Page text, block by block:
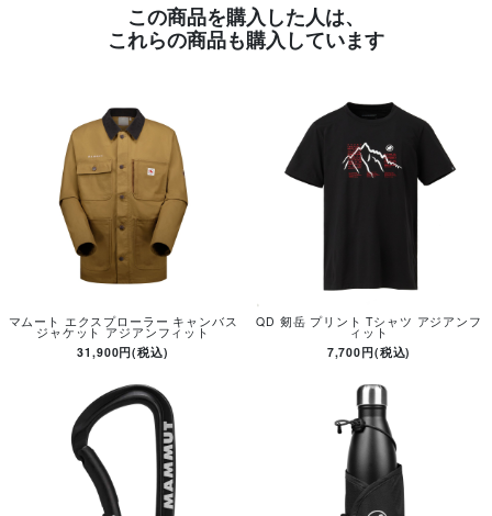
この商品を購入した人は、
これらの商品も購入しています
マムート エクスプローラー キャンバス
ジャケット アジアンフィット
31,900円(税込)
QD 剱岳 プリント Tシャツ アジアンフ
ィット
7,700円(税込)